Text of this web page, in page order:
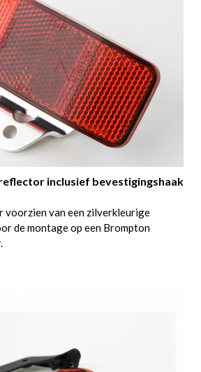
inclusief bevestigingshaak
voorzien van een zilverkleurige
de montage op een Brompton